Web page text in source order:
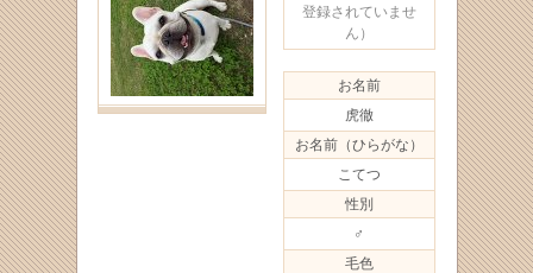
登録されていませ
ん）
お名前
虎徹
お名前（ひらがな）
こてつ
性別
♂
毛色